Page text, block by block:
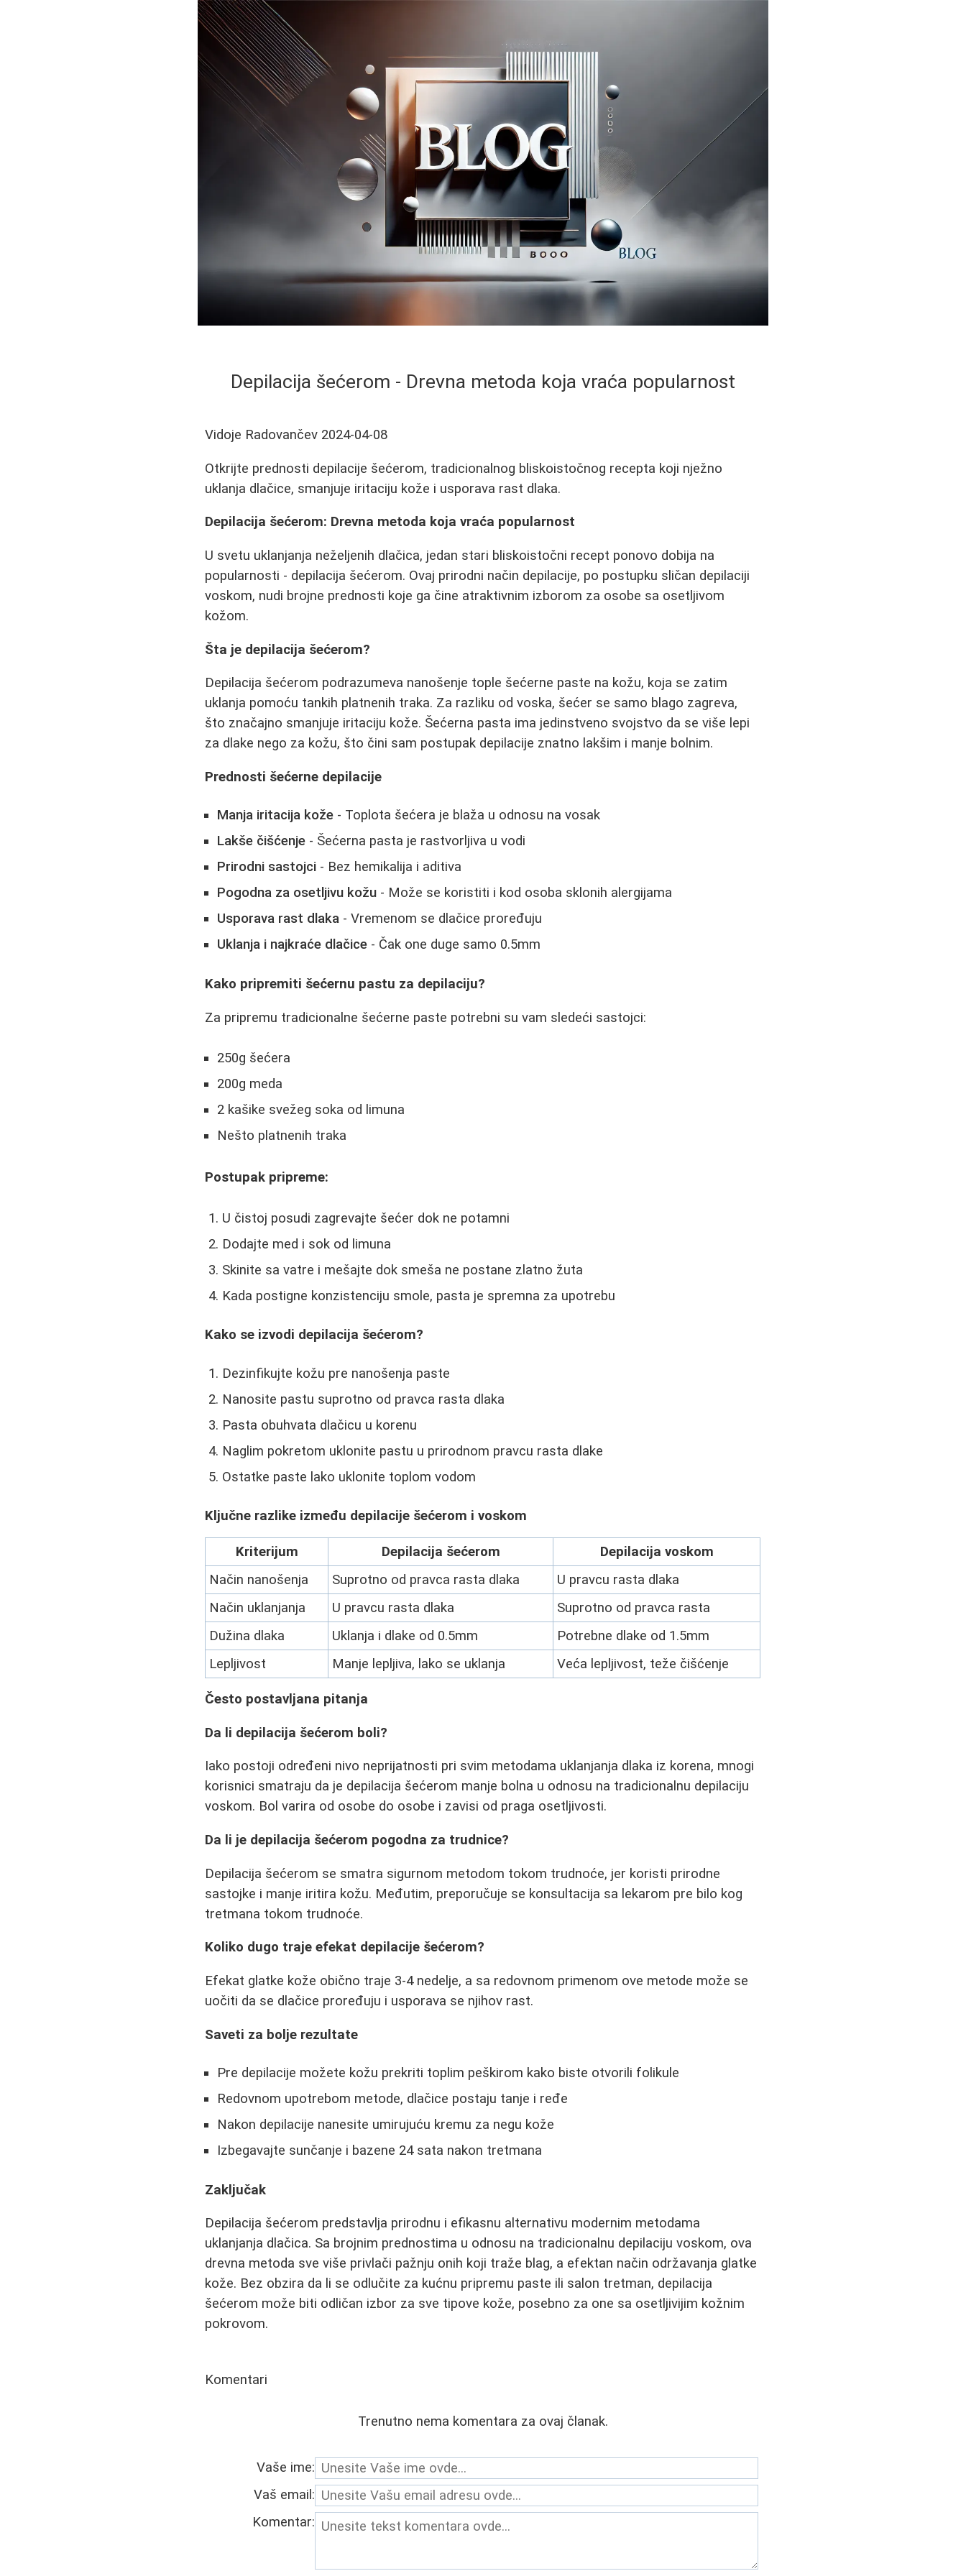
Depilacija šećerom - Drevna metoda koja vraća popularnost
Vidoje Radovančev 2024-04-08
Otkrijte prednosti depilacije šećerom, tradicionalnog bliskoistočnog recepta koji nježno
uklanja dlačice, smanjuje iritaciju kože i usporava rast dlaka.
Depilacija šećerom: Drevna metoda koja vraća popularnost
U svetu uklanjanja neželjenih dlačica, jedan stari bliskoistočni recept ponovo dobija na
popularnosti - depilacija šećerom. Ovaj prirodni način depilacije, po postupku sličan depilaciji
voskom, nudi brojne prednosti koje ga čine atraktivnim izborom za osobe sa osetljivom
kožom.
Šta je depilacija šećerom?
Depilacija šećerom podrazumeva nanošenje tople šećerne paste na kožu, koja se zatim
uklanja pomoću tankih platnenih traka. Za razliku od voska, šećer se samo blago zagreva,
što značajno smanjuje iritaciju kože. Šećerna pasta ima jedinstveno svojstvo da se više lepi
za dlake nego za kožu, što čini sam postupak depilacije znatno lakšim i manje bolnim.
Prednosti šećerne depilacije
Manja iritacija kože - Toplota šećera je blaža u odnosu na vosak
Lakše čišćenje - Šećerna pasta je rastvorljiva u vodi
Prirodni sastojci - Bez hemikalija i aditiva
Pogodna za osetljivu kožu - Može se koristiti i kod osoba sklonih alergijama
Usporava rast dlaka - Vremenom se dlačice proređuju
Uklanja i najkraće dlačice - Čak one duge samo 0.5mm
Kako pripremiti šećernu pastu za depilaciju?
Za pripremu tradicionalne šećerne paste potrebni su vam sledeći sastojci:
250g šećera
200g meda
2 kašike svežeg soka od limuna
Nešto platnenih traka
Postupak pripreme:
U čistoj posudi zagrevajte šećer dok ne potamni
Dodajte med i sok od limuna
Skinite sa vatre i mešajte dok smeša ne postane zlatno žuta
Kada postigne konzistenciju smole, pasta je spremna za upotrebu
Kako se izvodi depilacija šećerom?
Dezinfikujte kožu pre nanošenja paste
Nanosite pastu suprotno od pravca rasta dlaka
Pasta obuhvata dlačicu u korenu
Naglim pokretom uklonite pastu u prirodnom pravcu rasta dlake
Ostatke paste lako uklonite toplom vodom
Ključne razlike između depilacije šećerom i voskom
Kriterijum Depilacija šećerom
Depilacija voskom
Način nanošenja
Suprotno od pravca rasta dlaka
U pravcu rasta dlaka
Način uklanjanja
U pravcu rasta dlaka
Suprotno od pravca rasta
Dužina dlaka
Uklanja i dlake od 0.5mm
Potrebne dlake od 1.5mm
Lepljivost
Manje lepljiva, lako se uklanja Veća lepljivost, teže čišćenje
Često postavljana pitanja
Da li depilacija šećerom boli?
Iako postoji određeni nivo neprijatnosti pri svim metodama uklanjanja dlaka iz korena, mnogi
korisnici smatraju da je depilacija šećerom manje bolna u odnosu na tradicionalnu depilaciju
voskom. Bol varira od osobe do osobe i zavisi od praga osetljivosti.
Da li je depilacija šećerom pogodna za trudnice?
Depilacija šećerom se smatra sigurnom metodom tokom trudnoće, jer koristi prirodne
sastojke i manje iritira kožu. Međutim, preporučuje se konsultacija sa lekarom pre bilo kog
tretmana tokom trudnoće.
Koliko dugo traje efekat depilacije šećerom?
Efekat glatke kože obično traje 3-4 nedelje, a sa redovnom primenom ove metode može se
uočiti da se dlačice proređuju i usporava se njihov rast.
Saveti za bolje rezultate
Pre depilacije možete kožu prekriti toplim peškirom kako biste otvorili folikule
Redovnom upotrebom metode, dlačice postaju tanje i ređe
Nakon depilacije nanesite umirujuću kremu za negu kože
Izbegavajte sunčanje i bazene 24 sata nakon tretmana
Zaključak
Depilacija šećerom predstavlja prirodnu i efikasnu alternativu modernim metodama
uklanjanja dlačica. Sa brojnim prednostima u odnosu na tradicionalnu depilaciju voskom, ova
drevna metoda sve više privlači pažnju onih koji traže blag, a efektan način održavanja glatke
kože. Bez obzira da li se odlučite za kućnu pripremu paste ili salon tretman, depilacija
šećerom može biti odličan izbor za sve tipove kože, posebno za one sa osetljivijim kožnim
pokrovom.
Komentari
Trenutno nema komentara za ovaj članak.
Vaše ime:
Vaš email:
Komentar: